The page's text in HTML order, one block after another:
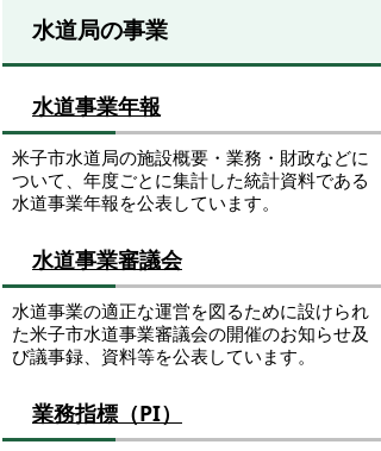
水道局の事業
水道事業年報
米子市水道局の施設概要・業務・財政などに
ついて、年度ごとに集計した統計資料である
水道事業年報を公表しています。
水道事業審議会
水道事業の適正な運営を図るために設けられ
た米子市水道事業審議会の開催のお知らせ及
び議事録、資料等を公表しています。
業務指標（PI）